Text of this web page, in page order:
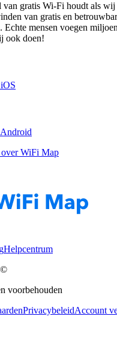
van gratis Wi-Fi houdt als
van gratis en
Echte mensen voegen
ook doen!
WiFi Map
Helpcentrum
©
voorbehouden
PrivacybeleidAccount